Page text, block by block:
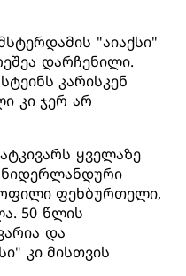
"აიაქსი"
დარჩენილი.
კარისკენ
კი ჯერ არ
ყველაზე
ფეხბურთელი,
50 წლის
და
კი მისთვის